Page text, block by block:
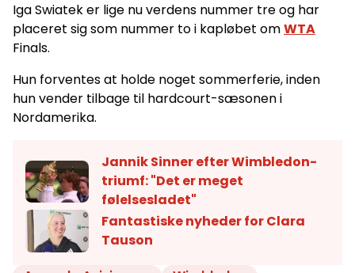
Iga Swiatek er lige nu verdens nummer tre og har
placeret sig som nummer to i kapløbet omWTA
Finals.
Hun forventes at holde noget sommerferie, inden
hun vender tilbage til hardcourt-sæsonen i
Nordamerika.
Jannik Sinner efter Wimbledon-
triumf: "Det er meget
følelsesladet"
Fantastiske nyheder for Clara
Tauson